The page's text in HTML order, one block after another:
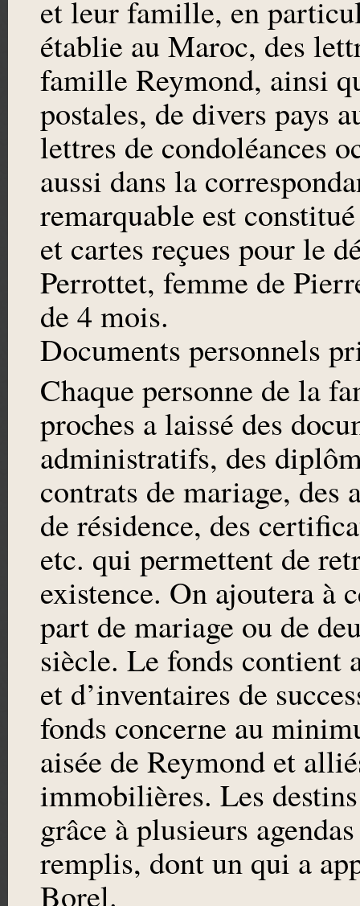
et leur famille, en
établie au Maroc, des
famille Reymond, ainsi
postales, de divers pays
lettres de condoléances
aussi dans la
remarquable est
et cartes reçues pour le
Perrottet, femme de
de 4 mois.
Documents personnels
Chaque personne de la
proches a laissé des
administratifs, des
contrats de mariage, des
de résidence, des
etc. qui permettent de
existence. On ajoutera à
part de mariage ou de
siècle. Le fonds contient
et d’inventaires de
fonds concerne au
aisée de Reymond et
immobilières. Les
grâce à plusieurs
remplis, dont un qui a
Borel.